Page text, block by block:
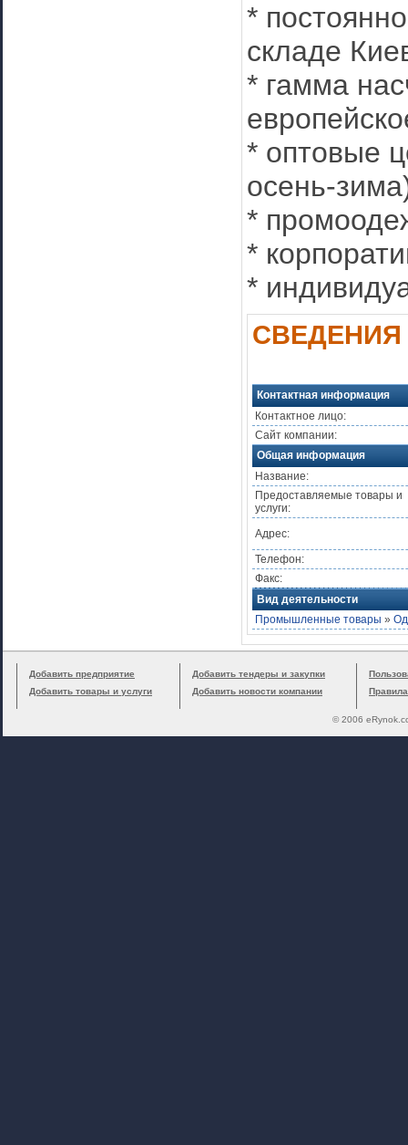
*
складе
* гамма
* оптовые
осень-
*
*
*
Контактная информация
Контактное лицо:
Сайт компании:
Общая информация
Название:
Предоставляемые товары и
услуги:
Адрес:
Телефон:
Факс:
Вид деятельности
Промышленные товары »
Добавить предприятие
Добавить товары и услуги
Добавить тендеры и закупки
Добавить новости компании
© 2006